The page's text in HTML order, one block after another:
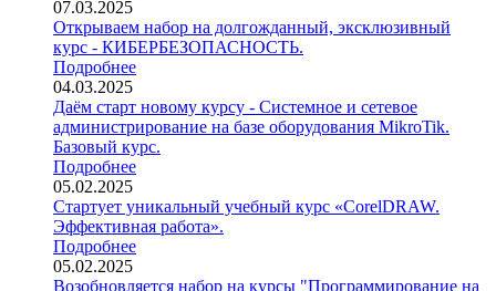
07.03.2025
Открываем набор на долгожданный, эксклюзивный
курс - КИБЕРБЕЗОПАСНОСТЬ.
Подробнее
04.03.2025
Даём старт новому курсу - Системное и сетевое
администрирование на базе оборудования MikroTik.
Базовый курс.
Подробнее
05.02.2025
Стартует уникальный учебный курс «CorelDRAW.
Эффективная работа».
Подробнее
05.02.2025
Возобновляется набор на курсы "Программирование на